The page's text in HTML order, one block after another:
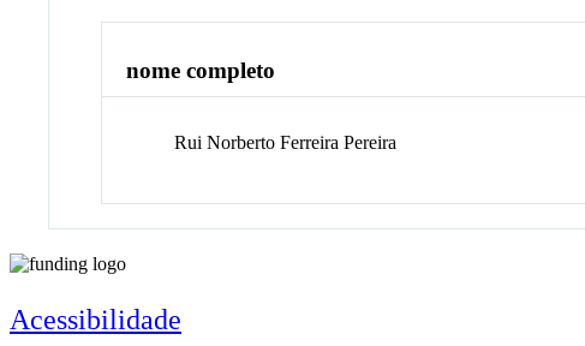
nome completo
Rui Norberto Ferreira Pereira
Acessibilidade